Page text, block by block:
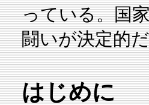
っている。国
闘いが決定的
はじめに